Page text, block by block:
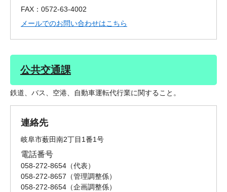
FAX：0572-63-4002
メールでのお問い合わせはこちら
公共交通課
鉄道、バス、空港、自動車運転代行業に関すること。
連絡先
岐阜市薮田南2丁目1番1号
電話番号
058-272-8654
代表
058-272-8657
管理調整係
058-272-8654
企画調整係